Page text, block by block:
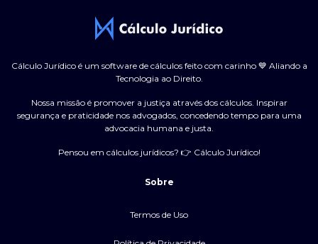
Cálculo Jurídico é um software de cálculos feito com carinho 💙 Aliando a
Tecnologia ao Direito.
Nossa missão é promover a justiça através dos cálculos. Inspirar
segurança e praticidade nos advogados, concedendo tempo para uma
advocacia humana e justa.
Pensou em cálculos jurídicos? 👉 Cálculo Jurídico!
Sobre
Termos de Uso